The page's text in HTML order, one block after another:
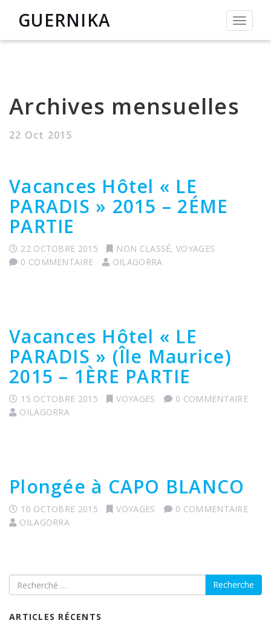
GUERNIKA
Archives mensuelles
22 Oct 2015
Vacances Hôtel « LE
PARADIS » 2015 – 2ÉME
PARTIE
22 OCTOBRE 2015 NON CLASSÉ,VOYAGES
0 COMMENTAIRE
OILAGORRA
Vacances Hôtel « LE
PARADIS » (Île Maurice)
2015 – 1ÈRE PARTIE
15 OCTOBRE 2015 VOYAGES
0 COMMENTAIRE
OILAGORRA
Plongée à CAPO BLANCO
10 OCTOBRE 2015 VOYAGES
0 COMMENTAIRE
OILAGORRA
Recherche
ARTICLES RÉCENTS